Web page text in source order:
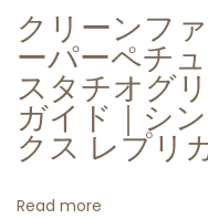
ン
フ
ァ
ク
ト
リ
ー
クリーンフ
ーパーペチ
スタチオグ
ガイド｜シ
クス レプリ
Read more